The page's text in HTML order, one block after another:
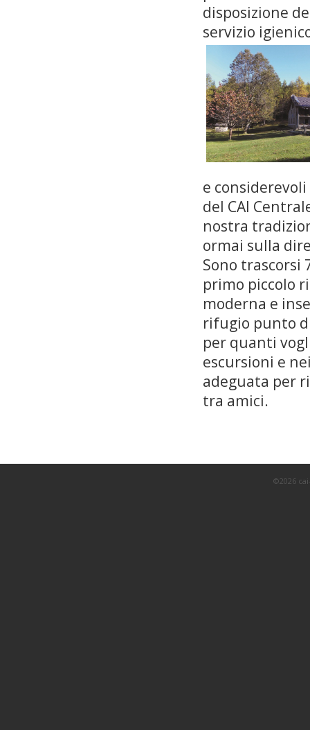
disposizione
servizio
e
del CAI
nostra
ormai sulla
Sono trascorsi
primo piccolo
moderna e
rifugio punto
per quanti
escursioni e
adeguata per
tra amici.
©2026